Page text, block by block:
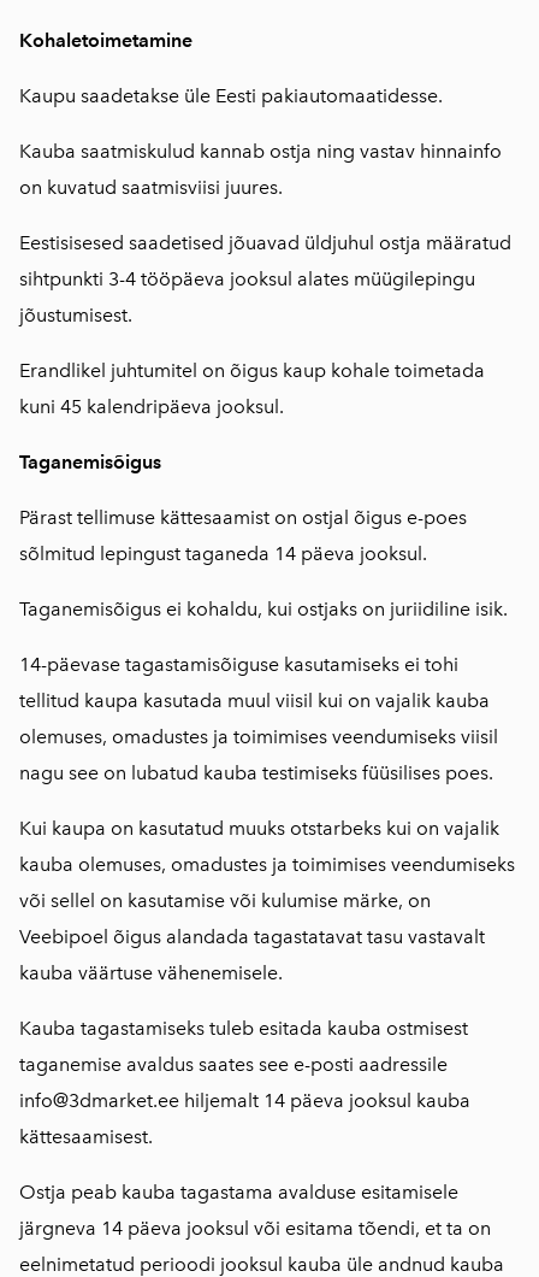
Kohaletoimetamine
Kaupu saadetakse üle Eesti pakiautomaatidesse.
Kauba saatmiskulud kannab ostja ning vastav hinnainfo
on kuvatud saatmisviisi juures.
Eestisisesed saadetised jõuavad üldjuhul ostja määratud
sihtpunkti 3-4 tööpäeva jooksul alates müügilepingu
jõustumisest.
Erandlikel juhtumitel on õigus kaup kohale toimetada
kuni 45 kalendripäeva jooksul.
Taganemisõigus
Pärast tellimuse kättesaamist on ostjal õigus e-poes
sõlmitud lepingust taganeda 14 päeva jooksul.
Taganemisõigus ei kohaldu, kui ostjaks on juriidiline isik.
14-päevase tagastamisõiguse kasutamiseks ei tohi
tellitud kaupa kasutada muul viisil kui on vajalik kauba
olemuses, omadustes ja toimimises veendumiseks viisil
nagu see on lubatud kauba testimiseks füüsilises poes.
Kui kaupa on kasutatud muuks otstarbeks kui on vajalik
kauba olemuses, omadustes ja toimimises veendumiseks
või sellel on kasutamise või kulumise märke, on
Veebipoel õigus alandada tagastatavat tasu vastavalt
kauba väärtuse vähenemisele.
Kauba tagastamiseks tuleb esitada kauba ostmisest
taganemise avaldus saates see e-posti aadressile
info@3dmarket.ee hiljemalt 14 päeva jooksul kauba
kättesaamisest.
Ostja peab kauba tagastama avalduse esitamisele
järgneva 14 päeva jooksul või esitama tõendi, et ta on
eelnimetatud perioodi jooksul kauba üle andnud kauba